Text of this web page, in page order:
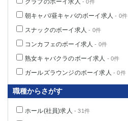
クラブのボーイ求人 - 0件
朝キャバ/昼キャバのボーイ求人 - 0件
スナックのボーイ求人 - 0件
コンカフェのボーイ求人 - 0件
熟女キャバクラのボーイ求人 - 0件
ガールズラウンジのボーイ求人 - 0件
職種からさがす
ホール(社員)求人 - 31件
高崎
該当求人 0